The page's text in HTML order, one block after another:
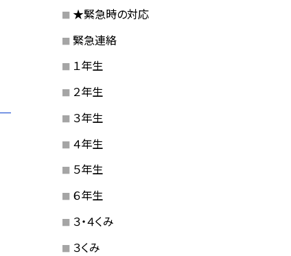
★緊急時の対応
緊急連絡
１年生
２年生
３年生
４年生
５年生
６年生
３・４くみ
３くみ